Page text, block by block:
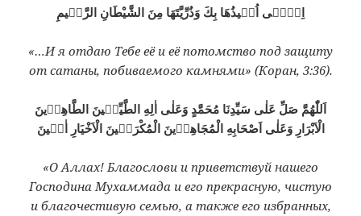
«…И я отдаю Тебе её и её потомство под защиту
от сатаны, побиваемого камнями» (Коран, 3:36).
اَللّٰهُمَّ صَلِّ عَلٰى سَيِّدِنَا مُحَمَّدٍ وَعَلٰى اٰلِهِ الطَّيِّبٖينَ الطَّاهِرٖينَ
الْاَبْرَارِ وَعَلٰى اَصْحَابِهِ الْمُجَاهِدٖينَ الْمُكْرَمٖينَ الْاَخْيَارِ اٰمٖينَ
«О Аллах! Благослови и приветствуй нашего
Господина Мухаммада и его прекрасную, чистую
и благочестивую семью, а также его избранных,